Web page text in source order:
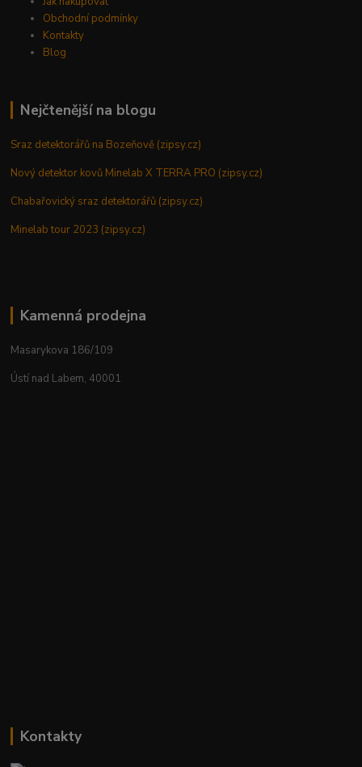
Obchodní podmínky
Kontakty
Blog
Nejčtenější na blogu
Sraz detektorářů na Bozeňově (zipsy.cz)
Nový detektor kovů Minelab X TERRA PRO (zipsy.cz)
Chabařovický sraz detektorářů (zipsy.cz)
Minelab tour 2023 (zipsy.cz)
Kamenná prodejna
Masarykova 186/109
Ústí nad Labem, 40001
Kontakty